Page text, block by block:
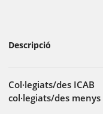
Descripció
Col·legiats/des ICAB
col·legiats/des